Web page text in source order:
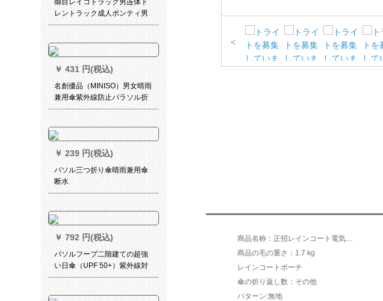
御目レイコトラック男连体ド
レントラック成人ポンティ男
长款二重に厚い登山レインコ
动车バスバイクレンコート外
黒内赤平均サイズ160-185
￥ 431 円(税込)
名創優品（MINISO）男女晴雨
兼用傘紫外線防止パラソル折
れた畳傘軽い小形蔵青
￥ 239 円(税込)
パソル三つ折り傘晴雨兼用傘
断水
￥ 792 円(税込)
パソルフープ二階建ての超強
い日傘（UPF 50+）紫外線対
策と傘兼用の小さな黒い傘三
<
商品の毛の重さ：1.7 kg
レインコートポーチ
傘の折り返し数：その他
パターン:無地